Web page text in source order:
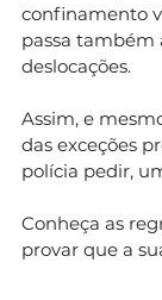
confinamento
passa também
deslocações.
Assim, e
das exceções
polícia pedir,
Conheça as
provar que a